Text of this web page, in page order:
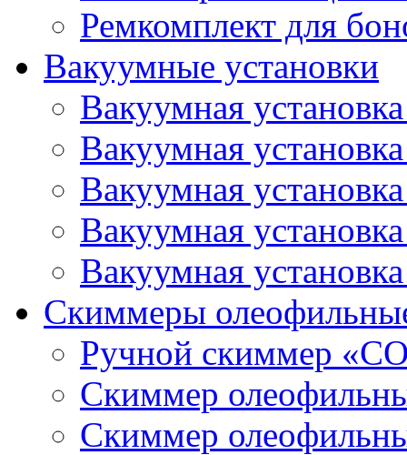
Ремкомплект для
Вакуумные установки
Вакуумная
Вакуумная
Вакуумная
Вакуумная
Вакуумная
Скиммеры
Ручной скиммер
Скиммер
Скиммер